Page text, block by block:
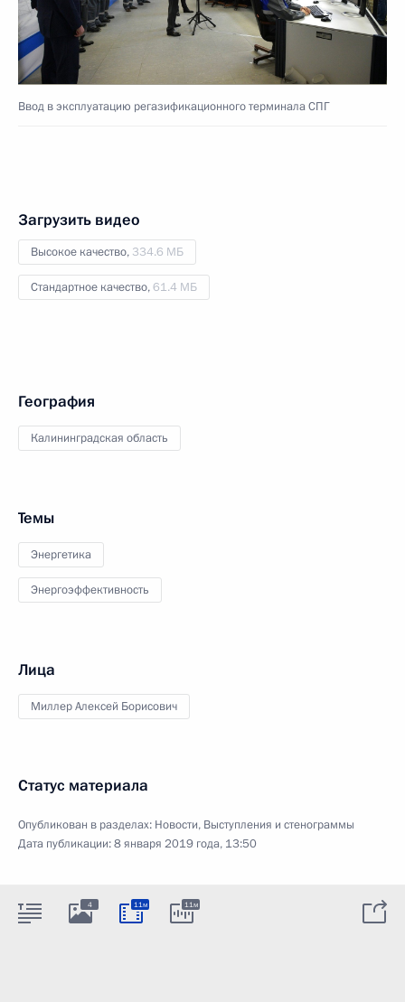
Ввод в эксплуатацию регазификационного терминала СПГ
Загрузить видео
Высокое качество, 334.6 МБ
Стандартное качество,61.4 МБ
География
Калининградская область
Темы
Энергетика
Энергоэффективность
Лица
Миллер Алексей Борисович
Статус материала
Опубликован в разделах: Новости, Выступления и стенограммы
Дата публикации:8 января 2019 года, 13:50
4 11м 11м